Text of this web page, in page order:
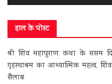
हाल के पोस्ट
श्री शिव महापुराण कथा के सप्तम
गृहस्थाश्रम का आध्यात्मिक महत्व,
सैलाब